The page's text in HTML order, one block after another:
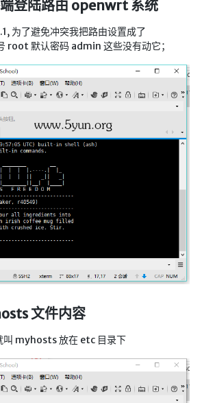
登陆路由 openwrt 系统
为了避免冲突我把路由设置成了
root 默认密码 admin 这些没有动它；
文件内容
叫 myhosts 放在 etc 目录下
备用
问助手
告
备用
备用1
备用2
剧
新增